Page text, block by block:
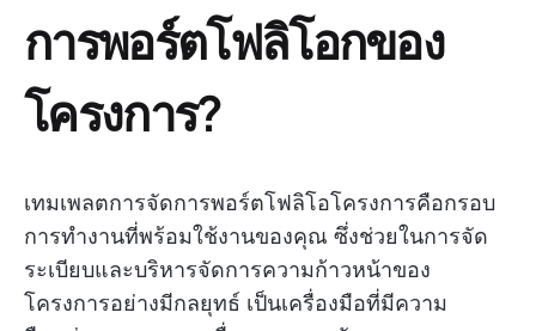
การพอร์ตโฟลิโอกของ
โครงการ?
เทมเพลตการจัดการพอร์ตโฟลิโอโครงการคือกรอบ
การทำงานที่พร้อมใช้งานของคุณ ซึ่งช่วยในการจัด
ระเบียบและบริหารจัดการความก้าวหน้าของ
โครงการอย่างมีกลยุทธ์ เป็นเครื่องมือที่มีความ